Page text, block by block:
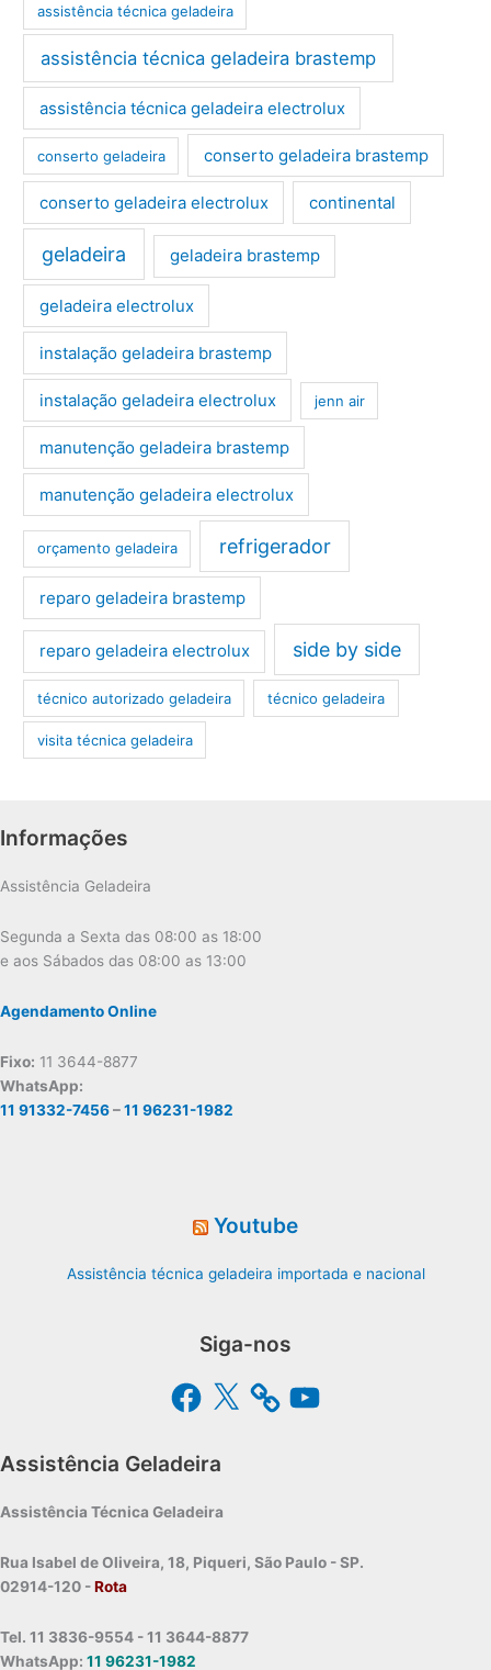
assistência técnica geladeira
assistência técnica geladeira brastemp
assistência técnica geladeira electrolux
conserto geladeira conserto geladeira brastemp
conserto geladeira electrolux continental
geladeira geladeira brastemp
geladeira electrolux
instalação geladeira brastemp
instalação geladeira electrolux jenn air
manutenção geladeira brastemp
manutenção geladeira electrolux
orçamento geladeira refrigerador
reparo geladeira brastemp
reparo geladeira electrolux side by side
técnico autorizado geladeira técnico geladeira
visita técnica geladeira
Informações
Assistência Geladeira
Segunda a Sexta das 08:00 as 18:00
e aos Sábados das 08:00 as 13:00
Agendamento Online
Fixo: 11 3644-8877
WhatsApp:
11 91332-7456–11 96231-1982
Youtube
Assistência técnica geladeira importada e nacional
Siga-nos
Facebook
X YouTube
Assistência Geladeira
Assistência Técnica Geladeira
Rua Isabel de Oliveira, 18, Piqueri, São Paulo - SP.
02914-120 -Rota
Tel. 11 3836-9554 - 11 3644-8877
WhatsApp: 11 96231-1982